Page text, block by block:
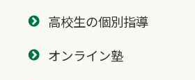
高校生の個別指導
オンライン塾